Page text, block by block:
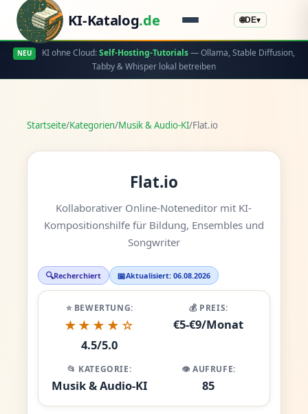
KI-Katalog.de 🌐DE▾
NEU KI ohne Cloud:Self-Hosting-Tutorials— Ollama, Stable Diffusion,
Tabby & Whisper lokal betreiben
Startseite/Kategorien/Musik & Audio-KI/Flat.io
Flat.io
Kollaborativer Online-Noteneditor mit KI-
Kompositionshilfe für Bildung, Ensembles und
Songwriter
🔍Recherchiert 📅Aktualisiert: 06.08.2026
⭐ BEWERTUNG:
★★★★☆
4.5/5.0
💰 PREIS:
€5-€9/Monat
📂 KATEGORIE:
Musik & Audio-KI
👁️ AUFRUFE:
85